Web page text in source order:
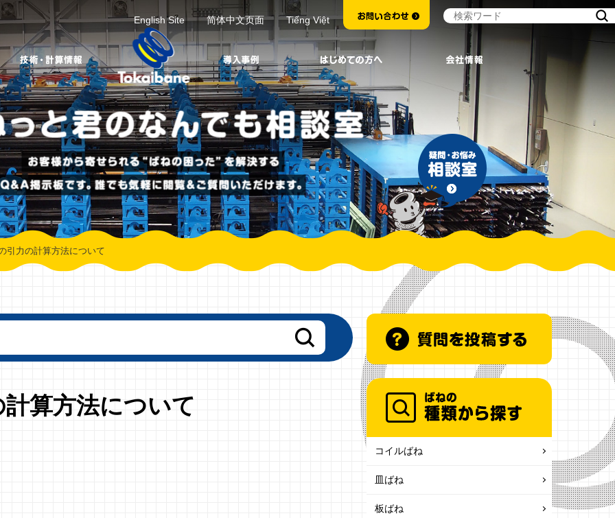
English Site 简体中文页面 Tiếng Việt
引力の計算方法について
算方法について
コイルばね
皿ばね
板ばね